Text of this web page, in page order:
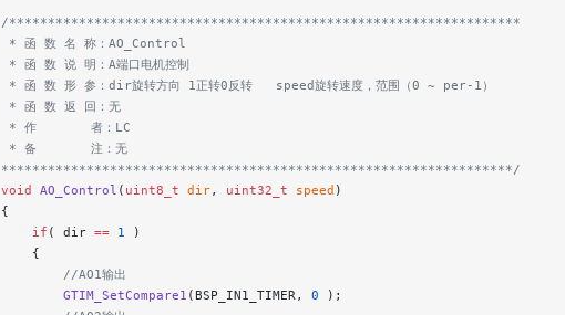
/******************************************************************
* 函 数 名 称：AO_Control
* 函 数 说 明：A端口电机控制
* 函 数 形 参：dir旋转方向 1正转0反转   speed旋转速度，范围（0 ~ per-1）
* 函 数 返 回：无
* 作       者：LC
* 备       注：无
******************************************************************/
void
AO_Control ( uint8_t dir, uint32_t speed )
{
    if
( dir == 1 )
    {
        //AO1输出
        GTIM_SetCompare1
(BSP_IN1_TIMER, 0 );